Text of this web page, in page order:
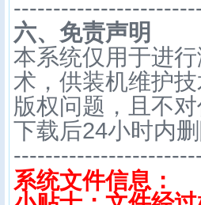
六、免责声明
本系统仅用于进
术，供装机维护
版权问题，且不
下载后24小时内
系统文件信息：